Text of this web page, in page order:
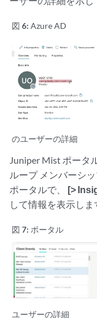
図 6: Azure AD
のユーザーの詳細
Juniper Mist ポータ
ループ メンバーシ
ポータルで、 [>
して情報を表示しま
図 7: ポータル
ユーザーの詳細